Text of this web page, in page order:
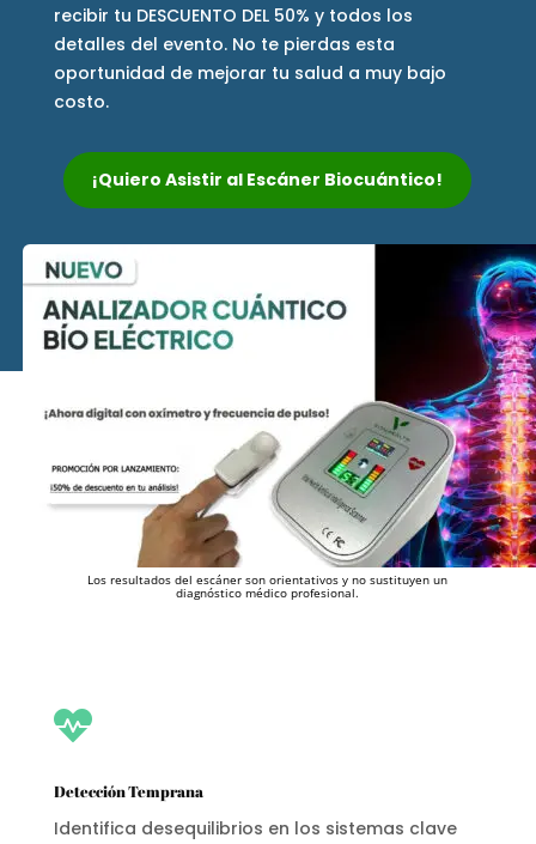
recibir tu DESCUENTO DEL 50% y todos los
detalles del evento. No te pierdas esta
oportunidad de mejorar tu salud a muy bajo
costo.
¡Quiero Asistir al Escáner Biocuántico!
Los resultados del escáner son orientativos y no sustituyen un
diagnóstico médico profesional.

Detección Temprana
Identifica desequilibrios en los sistemas clave